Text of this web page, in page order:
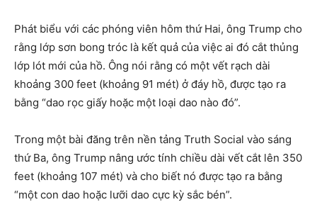
Phát biểu với các phóng viên hôm thứ Hai, ông Trump cho
rằng lớp sơn bong tróc là kết quả của việc ai đó cắt thủng
lớp lót mới của hồ. Ông nói rằng có một vết rạch dài
khoảng 300 feet (khoảng 91 mét) ở đáy hồ, được tạo ra
bằng “dao rọc giấy hoặc một loại dao nào đó”.
Trong một bài đăng trên nền tảng Truth Social vào sáng
thứ Ba, ông Trump nâng ước tính chiều dài vết cắt lên 350
feet (khoảng 107 mét) và cho biết nó được tạo ra bằng
“một con dao hoặc lưỡi dao cực kỳ sắc bén”.